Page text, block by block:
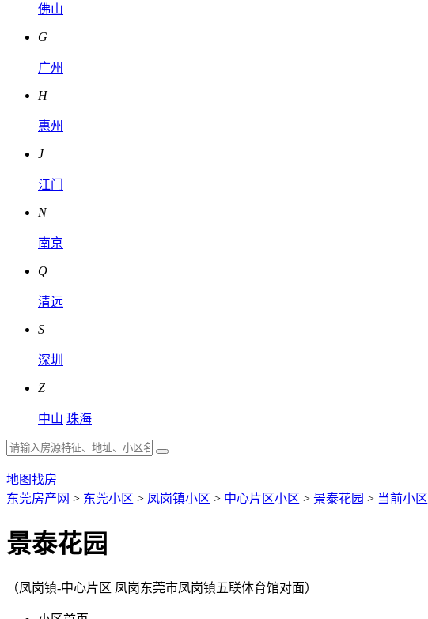
佛山
G
广州
H
惠州
J
江门
N
南京
Q
清远
S
深圳
Z
中山 珠海
地图找房
东莞房产网 > 东莞小区 > 凤岗镇小区 > 中心片区小区 > 景泰花园 > 当前小区
景泰花园
（凤岗镇-中心片区 凤岗东莞市凤岗镇五联体育馆对面）